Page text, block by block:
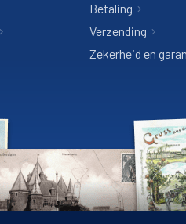
Betaling
Verzending
Zekerheid en